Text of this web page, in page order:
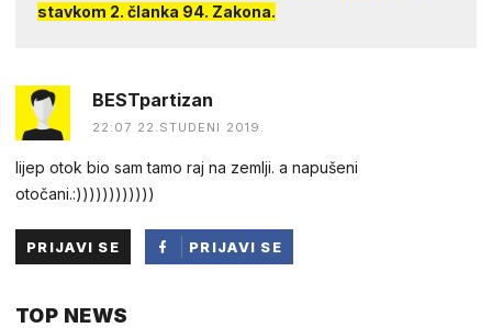
stavkom 2. članka 94. Zakona.
BESTpartizan
22:07 22.STUDENI 2019.
lijep otok bio sam tamo raj na zemlji. a napušeni
otočani.:))))))))))))
PRIJAVI SE
PRIJAVI SE
TOP NEWS